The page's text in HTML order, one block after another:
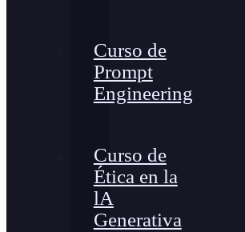
Curso de
Prompt
Engineering
Curso de
Ética en la
lA
Generativa